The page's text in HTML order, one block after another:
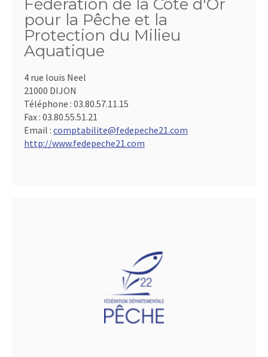
Fédération de la Côte d'Or
pour la Pêche et la
Protection du Milieu
Aquatique
4 rue louis Neel
21000 DIJON
Téléphone : 03.80.57.11.15
Fax : 03.80.55.51.21
Email : comptabilite@fedepeche21.com
http://www.fedepeche21.com